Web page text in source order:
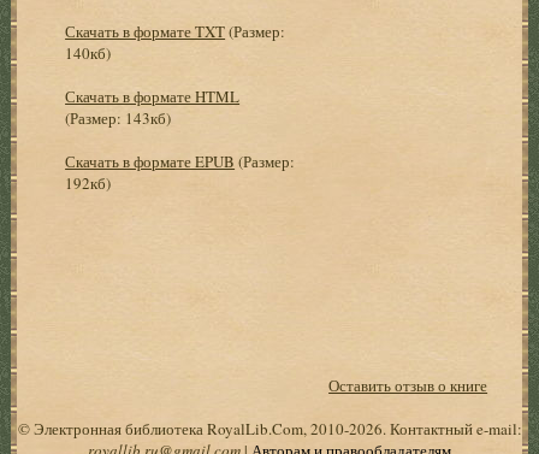
Скачать в формате TXT(Размер:
140кб)
Скачать в формате HTML
(Размер: 143кб)
Скачать в формате EPUB (Размер:
192кб)
Оставить отзыв о книге
© Электронная библиотека RoyalLib.Com, 2010-2026. Контактный e-mail: